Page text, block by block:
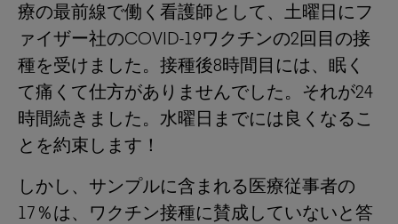
療の最前線で働く看護師として、土曜日にフ
ァイザー社のCOVID-19ワクチンの2回目の接
種を受けました。接種後8時間目には、眠く
て痛くて仕方がありませんでした。それが24
時間続きました。水曜日までには良くなるこ
とを約束します！
しかし、サンプルに含まれる医療従事者の
17％は、ワクチン接種に賛成していないと答